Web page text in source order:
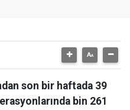
son bir haftada 39
bin 261